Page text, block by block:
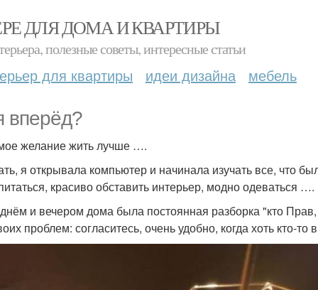
ДЛЯ ДОМА И КВАРТИРЫ
полезные советы, интересные статьи
для квартиры идеи дизайна мебель
вперёд?
желание жить лучше ….
я открывала компьютер и начинала изучать все, что
красиво обставить интерьер, модно одеваться ….
и вечером дома была постоянная разборка "кто Прав,
проблем: согласитесь, очень удобно, когда хоть кто-то